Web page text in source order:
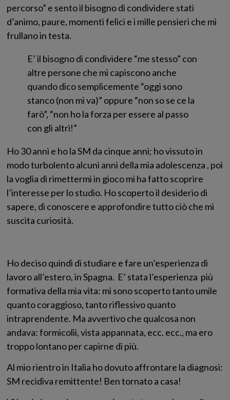
percorso” e sento il bisogno di condividere stati
d’animo, paure, momenti felici e i mille pensieri che mi
frullano in testa.
E’ il bisogno di condividere “me stesso” con
altre persone che mi capiscono anche
quando dico semplicemente “oggi sono
stanco (non mi va)” oppure “non so se ce la
farò”, “non ho la forza per essere al passo
con gli altri!”
Ho 30 anni e ho la SM da cinque anni; ho vissuto in
modo turbolento alcuni anni della mia adolescenza , poi
la voglia di rimettermi in gioco mi ha fatto scoprire
l’interesse per lo studio. Ho scoperto il desiderio di
sapere, di conoscere e approfondire tutto ciò che mi
suscita curiosità.
Ho deciso quindi di studiare e fare un’esperienza di
lavoro all’estero, in Spagna. E’ stata l’esperienza più
formativa della mia vita: mi sono scoperto tanto umile
quanto coraggioso, tanto riflessivo quanto
intraprendente. Ma avvertivo che qualcosa non
andava: formicolii, vista appannata, ecc. ecc., ma ero
troppo lontano per capirne di più.
Al mio rientro in Italia ho dovuto affrontare la diagnosi:
SM recidiva remittente! Ben tornato a casa!